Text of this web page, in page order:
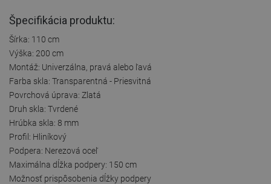
Špecifikácia produktu:
Šírka: 110 cm
Výška: 200 cm
Montáž: Univerzálna, pravá alebo ľavá
Farba skla: Transparentná - Priesvitná
Povrchová úprava: Zlatá
Druh skla: Tvrdené
Hrúbka skla: 8 mm
Profil: Hliníkový
Podpera: Nerezová oceľ
Maximálna dĺžka podpery: 150 cm
Možnosť prispôsobenia dĺžky podpery